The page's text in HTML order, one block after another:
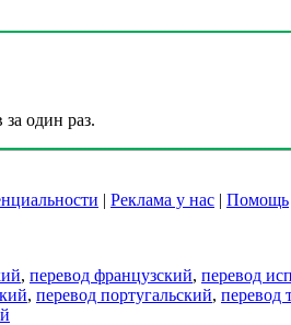
один раз.
| Реклама у нас | Помощь
, перевод французский, перевод
, перевод португальский, перевод